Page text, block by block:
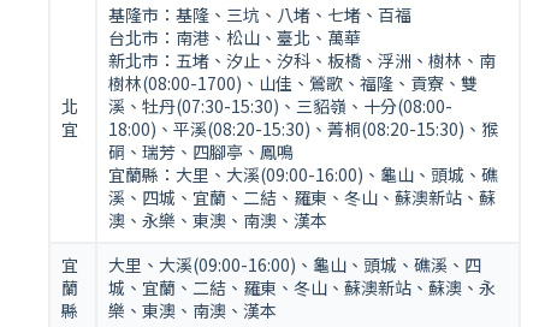
北
宜
基隆市：基隆、三坑、八堵、七堵、百福
台北市：南港、松山、臺北、萬華
新北市：五堵、汐止、汐科、板橋、浮洲、樹林、南
樹林(08:00-1700)、山佳、鶯歌、福隆、貢寮、雙
溪、牡丹(07:30-15:30)、三貂嶺、十分(08:00-
18:00)、平溪(08:20-15:30)、菁桐(08:20-15:30)、猴
硐、瑞芳、四腳亭、鳳鳴
宜蘭縣：大里、大溪(09:00-16:00)、龜山、頭城、礁
溪、四城、宜蘭、二結、羅東、冬山、蘇澳新站、蘇
澳、永樂、東澳、南澳、漢本
宜
蘭
縣
大里、大溪(09:00-16:00)、龜山、頭城、礁溪、四
城、宜蘭、二結、羅東、冬山、蘇澳新站、蘇澳、永
樂、東澳、南澳、漢本